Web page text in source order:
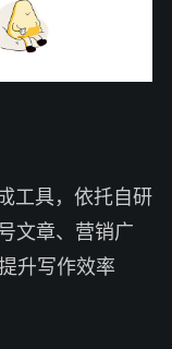
工具，依托自研
文章、营销广
升写作效率